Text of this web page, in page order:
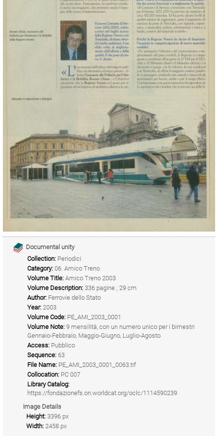
Documental unity
Collection: Periodici
Category: 06. Amico Treno
Volume Title: Amico Treno 2003
Volume Description: 336 pagine ; 29 cm
Author: Ferrovie dello Stato
Year: 2003
Volume Code: PE_AMI_2003_0001
Volume Note: 9 mensilità, con un numero unico per i bimestri
Gennaio-Febbraio, Maggio-Giugno, Luglio-Agosto
Access: Pubblico
Sequence: 63
File Name: PE_AMI_2003_0001_0063.tif
Collocation: PC 007
Library Catalog:
https://fondazionefs.on.worldcat.org/oclc/1114590239
Image Details
Height: 3396 px
Width: 2458 px